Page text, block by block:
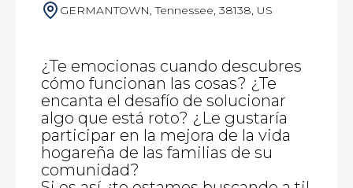
GERMANTOWN, Tennessee, 38138, US
¿Te emocionas cuando descubres
cómo funcionan las cosas? ¿Te
encanta el desafío de solucionar
algo que está roto? ¿Le gustaría
participar en la mejora de la vida
hogareña de las familias de su
comunidad?